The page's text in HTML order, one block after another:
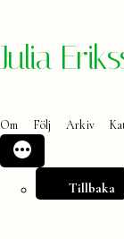
Hoppa
Julia
Om Följ Arkiv
Tillbaka